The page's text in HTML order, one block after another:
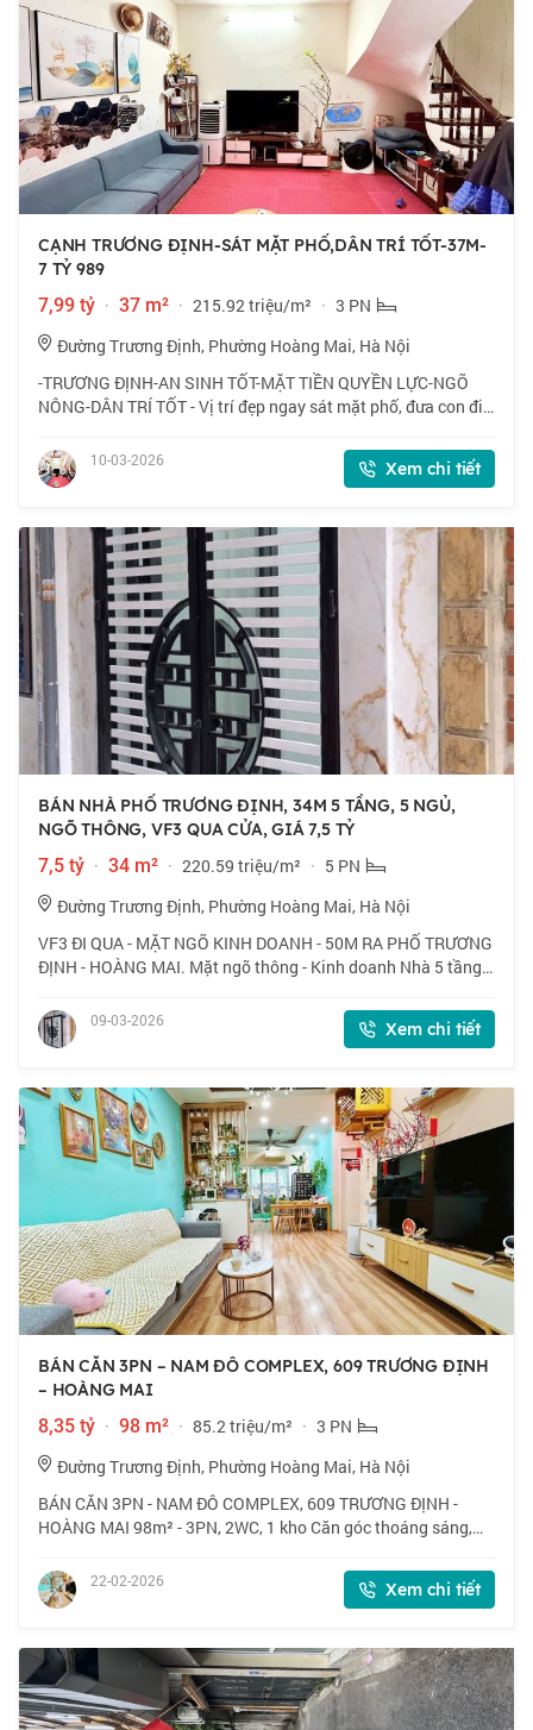
CẠNH TRƯƠNG ĐỊNH-SÁT MẶT PHỐ,DÂN TRÍ TỐT-37M-
7 TỶ 989
7,99 tỷ · 37 m² · 215.92 triệu/m² · 3 PN
Đường Trương Định, Phường Hoàng Mai, Hà Nội
-TRƯƠNG ĐỊNH-AN SINH TỐT-MẶT TIỀN QUYỀN LỰC-NGÕ
NÔNG-DÂN TRÍ TỐT - Vị trí đẹp ngay sát mặt phố, đưa con đi
đẹp tiện ích nhiều như Ao Sào,Đồ
10-03-2026 Xem chi tiết
BÁN NHÀ PHỐ TRƯƠNG ĐỊNH, 34M 5 TẦNG, 5 NGỦ,
NGÕ THÔNG, VF3 QUA CỬA, GIÁ 7,5 TỶ
7,5 tỷ · 34 m² · 220.59 triệu/m² · 5 PN
Đường Trương Định, Phường Hoàng Mai, Hà Nội
VF3 ĐI QUA - MẶT NGÕ KINH DOANH - 50M RA PHỐ TRƯƠNG
ĐỊNH - HOÀNG MAI. Mặt ngõ thông - Kinh doanh Nhà 5 tầng -
khách. + Tầng 2 ; Phòng ăn + Bế
09-03-2026 Xem chi tiết
BÁN CĂN 3PN – NAM ĐÔ COMPLEX, 609 TRƯƠNG ĐỊNH
– HOÀNG MAI
8,35 tỷ · 98 m² · 85.2 triệu/m² · 3 PN
Đường Trương Định, Phường Hoàng Mai, Hà Nội
BÁN CĂN 3PN - NAM ĐÔ COMPLEX, 609 TRƯƠNG ĐỊNH -
HOÀNG MAI 98m² - 3PN, 2WC, 1 kho Căn góc thoáng sáng,
Tòa 25 tầng, 2 hầm, 3 thang máy, an n
22-02-2026 Xem chi tiết